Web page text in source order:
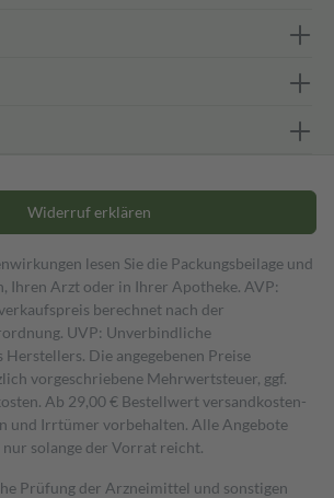
Widerruf erklären
lesen Sie die Packungsbeilage und
Ihren Arzt oder in Ihrer Apotheke. AVP:
berechnet nach der
UVP: Unverbindliche
Herstellers. Die angegebenen Preise
vorgeschriebene Mehrwertsteuer, ggf.
Ab 29,00 € Bestell­wert versand­kosten­
und Irrtümer vorbehalten. Alle Angebote
solange der Vorrat reicht.
Prüfung der Arzneimittel und sonstigen